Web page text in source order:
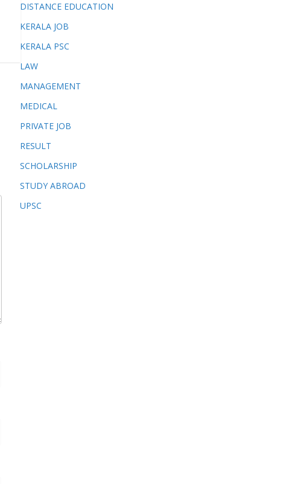
DISTANCE EDUCATION
KERALA JOB
KERALA PSC
LAW
MANAGEMENT
MEDICAL
PRIVATE JOB
RESULT
SCHOLARSHIP
STUDY ABROAD
UPSC